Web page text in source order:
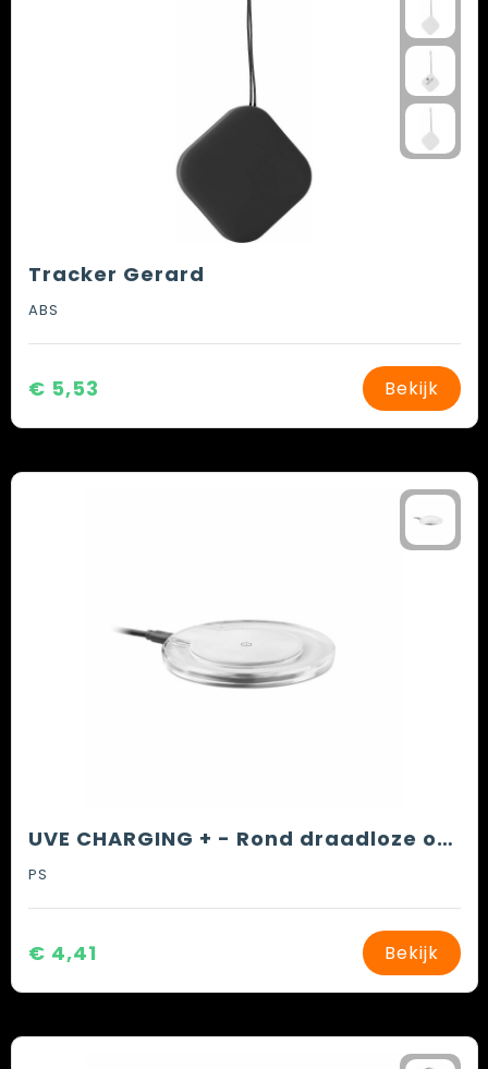
Tracker Gerard
ABS
€ 5,53 Bekijk
UVE CHARGING + - Rond draadloze oplader
PS
€ 4,41 Bekijk